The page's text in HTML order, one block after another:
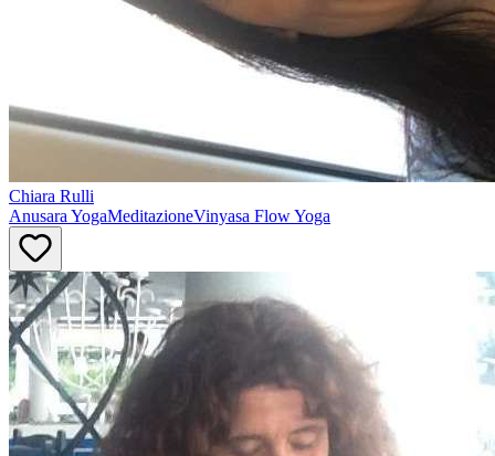
Chiara Rulli
Anusara YogaMeditazioneVinyasa Flow Yoga